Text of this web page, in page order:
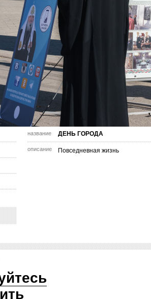
название ДЕНЬ ГОРОДА
описание Повседневная жизнь